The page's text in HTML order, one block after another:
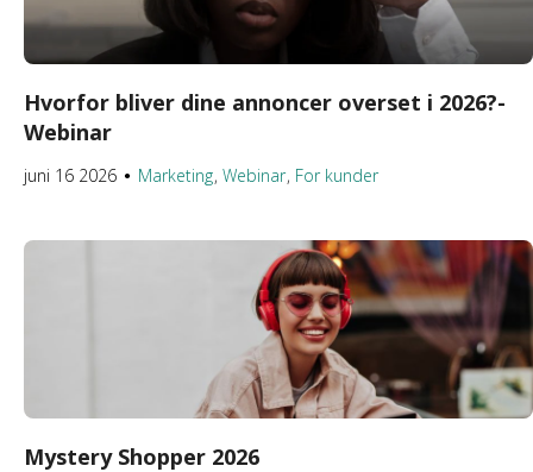
Hvorfor bliver dine annoncer overset i 2026?-
Webinar
juni 16 2026 ● Marketing Webinar For kunder
Mystery Shopper 2026